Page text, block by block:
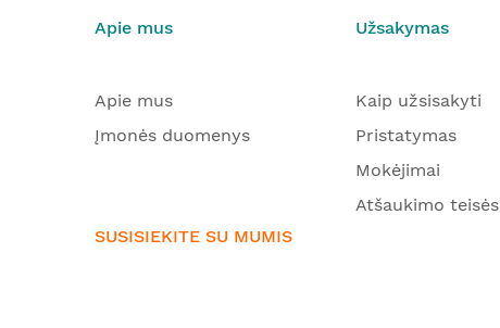
Apie mus
Apie mus
Įmonės duomenys
SUSISIEKITE SU MUMIS
Užsakymas
Kaip užsisakyti
Pristatymas
Mokėjimai
Atšaukimo teisės